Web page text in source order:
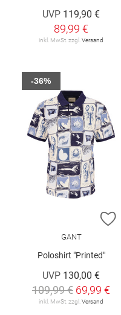
UVP 119,90 €
89,99 €
inkl. MwSt. zzgl.Versand
GANT
Poloshirt "Printed"
UVP 130,00 €
109,99 € 69,99 €
inkl. MwSt. zzgl.Versand
-36%